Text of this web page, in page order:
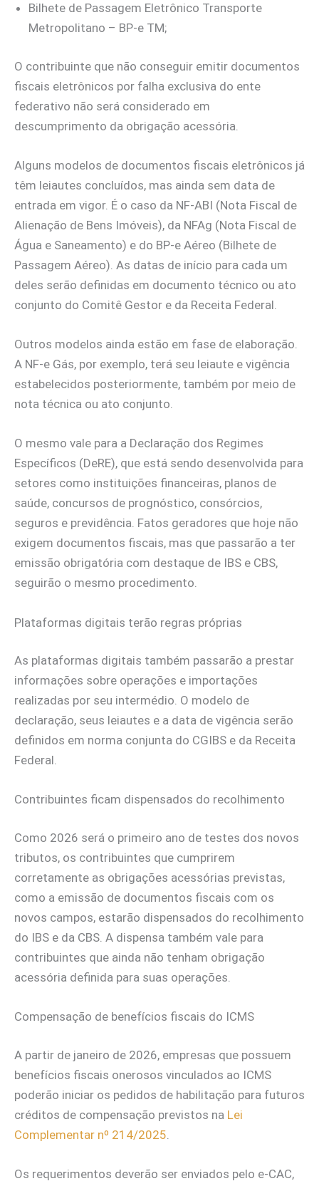
Bilhete de Passagem Eletrônico Transporte
Metropolitano – BP-e TM;
O contribuinte que não conseguir emitir documentos
fiscais eletrônicos por falha exclusiva do ente
federativo não será considerado em
descumprimento da obrigação acessória.
Alguns modelos de documentos fiscais eletrônicos já
têm leiautes concluídos, mas ainda sem data de
entrada em vigor. É o caso da NF-ABI (Nota Fiscal de
Alienação de Bens Imóveis), da NFAg (Nota Fiscal de
Água e Saneamento) e do BP-e Aéreo (Bilhete de
Passagem Aéreo). As datas de início para cada um
deles serão definidas em documento técnico ou ato
conjunto do Comitê Gestor e da Receita Federal.
Outros modelos ainda estão em fase de elaboração.
A NF-e Gás, por exemplo, terá seu leiaute e vigência
estabelecidos posteriormente, também por meio de
nota técnica ou ato conjunto.
O mesmo vale para a Declaração dos Regimes
Específicos (DeRE), que está sendo desenvolvida para
setores como instituições financeiras, planos de
saúde, concursos de prognóstico, consórcios,
seguros e previdência. Fatos geradores que hoje não
exigem documentos fiscais, mas que passarão a ter
emissão obrigatória com destaque de IBS e CBS,
seguirão o mesmo procedimento.
Plataformas digitais terão regras próprias
As plataformas digitais também passarão a prestar
informações sobre operações e importações
realizadas por seu intermédio. O modelo de
declaração, seus leiautes e a data de vigência serão
definidos em norma conjunta do CGIBS e da Receita
Federal.
Contribuintes ficam dispensados do recolhimento
Como 2026 será o primeiro ano de testes dos novos
tributos, os contribuintes que cumprirem
corretamente as obrigações acessórias previstas,
como a emissão de documentos fiscais com os
novos campos, estarão dispensados do recolhimento
do IBS e da CBS. A dispensa também vale para
contribuintes que ainda não tenham obrigação
acessória definida para suas operações.
Compensação de benefícios fiscais do ICMS
A partir de janeiro de 2026, empresas que possuem
benefícios fiscais onerosos vinculados ao ICMS
poderão iniciar os pedidos de habilitação para futuros
créditos de compensação previstos na Lei
Complementar nº 214/2025
Os requerimentos deverão ser enviados pelo e-CAC,